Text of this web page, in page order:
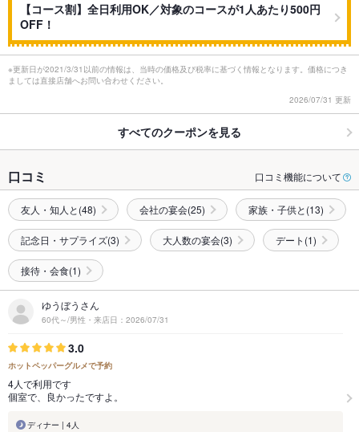
【コース割】全日利用OK／対象のコースが1人あたり500円
OFF！
※更新日が2021/3/31以前の情報は、当時の価格及び税率に基づく情報となります。価格につき
ましては直接店舗へお問い合わせください。
2026/07/31 更新
すべてのクーポンを見る
口コミ 口コミ機能について
友人・知人と(48) 会社の宴会(25) 家族・子供と(13)
記念日・サプライズ(3) 大人数の宴会(3) デート(1)
接待・会食(1)
ゆうぼうさん
60代～/男性・来店日：2026/07/31
3.0
ホットペッパーグルメで予約
4人で利用です
個室で、良かったですよ。
ディナー | 4人